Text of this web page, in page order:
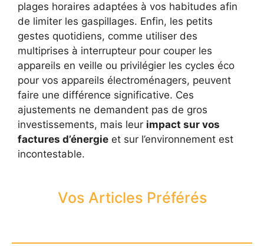
plages horaires adaptées à vos habitudes afin
de limiter les gaspillages. Enfin, les petits
gestes quotidiens, comme utiliser des
multiprises à interrupteur pour couper les
appareils en veille ou privilégier les cycles éco
pour vos appareils électroménagers, peuvent
faire une différence significative. Ces
ajustements ne demandent pas de gros
investissements, mais leur impact sur vos
factures d’énergie et sur l’environnement est
incontestable.
Vos Articles Préférés